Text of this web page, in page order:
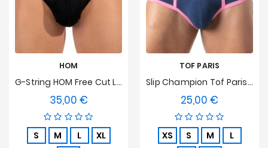
HOM
G-String HOM Free Cut Lace
35,00 €Preis
S M L
XL
TOF PARIS
Slip Champion Tof Paris - Marineblau
25,00 €
XS S M
L